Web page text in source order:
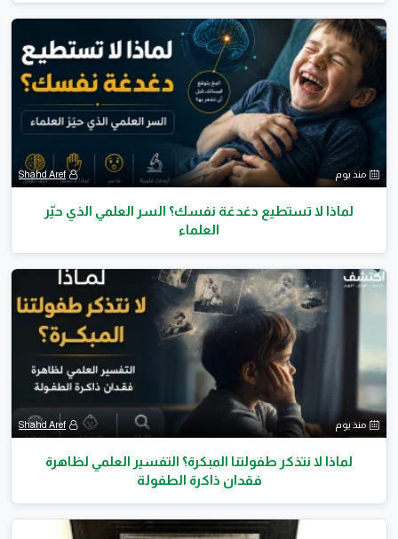
منذ يوم Shahd Aref
لماذا لا تستطيع دغدغة نفسك؟ السر العلمي الذي حيّر
العلماء
منذ يوم Shahd Aref
لماذا لا نتذكر طفولتنا المبكرة؟ التفسير العلمي لظاهرة
فقدان ذاكرة الطفولة